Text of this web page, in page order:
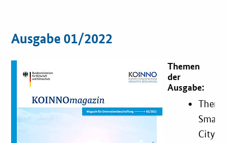
Ausgabe 01/2022
Themen
der
Ausgabe:
Smart
City